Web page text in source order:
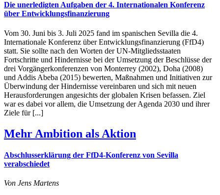
Die unerledigten Aufgaben der 4. Internationalen Konferenz
über Entwicklungsfinanzierung
Vom 30. Juni bis 3. Juli 2025 fand im spanischen Sevilla die 4.
Internationale Konferenz über Entwicklungsfinanzierung (FfD4)
statt. Sie sollte nach den Worten der UN-Mitgliedsstaaten
Fortschritte und Hindernisse bei der Umsetzung der Beschlüsse der
drei Vorgängerkonferenzen von Monterrey (2002), Doha (2008)
und Addis Abeba (2015) bewerten, Maßnahmen und Initiativen zur
Überwindung der Hindernisse vereinbaren und sich mit neuen
Herausforderungen angesichts der globalen Krisen befassen. Ziel
war es dabei vor allem, die Umsetzung der Agenda 2030 und ihrer
Ziele für [...]
Mehr Ambition als Aktion
Abschlusserklärung der FfD4-Konferenz von Sevilla
verabschiedet
Von Jens Martens